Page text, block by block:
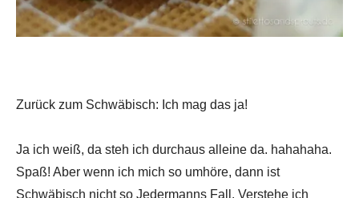
Zurück zum Schwäbisch: Ich mag das ja!
Ja ich weiß, da steh ich durchaus alleine da. hahahaha.
Spaß! Aber wenn ich mich so umhöre, dann ist
Schwäbisch nicht so Jedermanns Fall. Verstehe ich